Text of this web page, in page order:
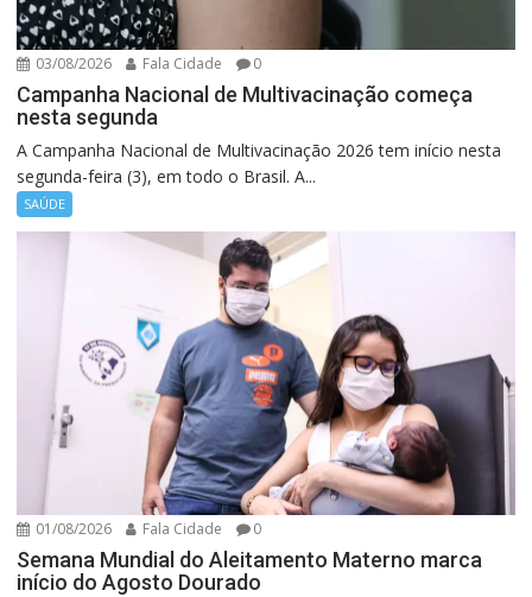
03/08/2026 Fala Cidade 0
Campanha Nacional de Multivacinação começa
nesta segunda
A Campanha Nacional de Multivacinação 2026 tem início nesta
segunda-feira (3), em todo o Brasil. A...
SAÚDE
01/08/2026 Fala Cidade 0
Semana Mundial do Aleitamento Materno marca
início do Agosto Dourado